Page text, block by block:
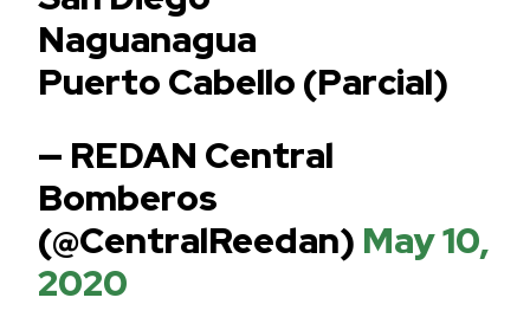
Naguanagua
Puerto Cabello (Parcial)
— REDAN Central
Bomberos
(@CentralReedan) May 10,
2020